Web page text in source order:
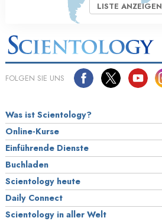
LISTE ANZEIGEN
FOLGEN SIE UNS
Was ist Scientology?
Online-Kurse
Einführende Dienste
Buchladen
Scientology heute
Daily Connect
Scientology in aller Welt